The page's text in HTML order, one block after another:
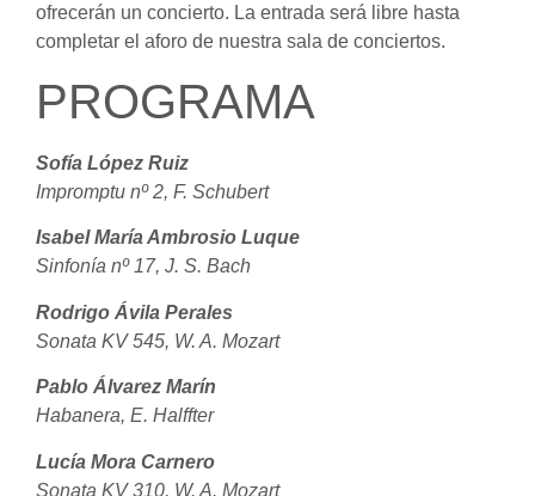
ofrecerán un concierto. La entrada será libre hasta
completar el aforo de nuestra sala de conciertos.
PROGRAMA
Sofía López Ruiz
Impromptu nº 2, F. Schubert
Isabel María Ambrosio Luque
Sinfonía nº 17, J. S. Bach
Rodrigo Ávila Perales
Sonata KV 545, W. A. Mozart
Pablo Álvarez Marín
Habanera, E. Halffter
Lucía Mora Carnero
Sonata KV 310, W. A. Mozart